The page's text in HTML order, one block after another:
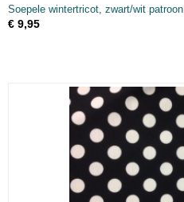
Soepele wintertricot, zwart/wit patroon
€ 9,95